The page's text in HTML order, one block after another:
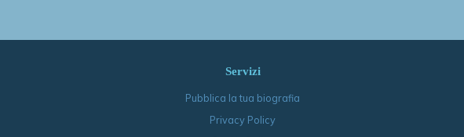
Servizi
Pubblica la tua biografia
Privacy Policy